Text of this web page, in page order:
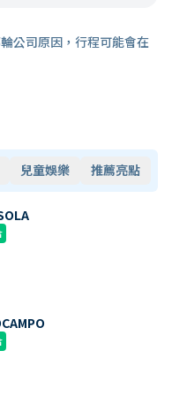
公司原因，行程可能會在
兒童娛樂 推薦亮點